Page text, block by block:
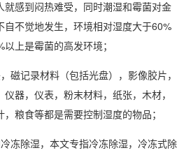
感到闷热难受，同时潮湿和霉菌对金
自不觉地发生，环境相对湿度大于60%
上是霉菌的高发环境；
记录材料（包括光盘），影像胶片，
器，仪表，粉末材料，纸张，木材，
，粮食等都是需要控制湿度的物品；
冷冻除湿，本文专指冷冻除湿， 冷冻式除